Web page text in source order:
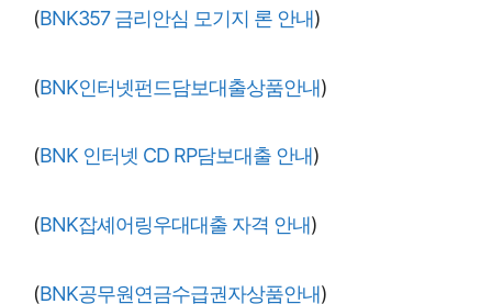
(BNK357 금리안심 모기지 론 안내)
(BNK인터넷펀드담보대출상품안내)
(BNK 인터넷 CD RP담보대출 안내)
(BNK잡셰어링우대대출 자격 안내)
(BNK공무원연금수급권자상품안내)